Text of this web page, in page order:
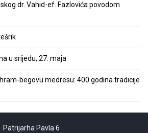
dr. Vahid-ef. Fazlovića povodom
u srijedu, 27. maja
begovu medresu: 400 godina tradicije
Patrijarha Pavla 6